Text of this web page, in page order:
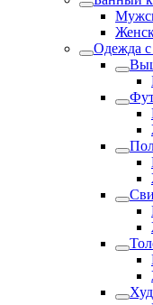
Одежда